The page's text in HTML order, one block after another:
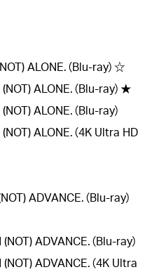
ALONE.（Blu-ray）☆
ALONE.（Blu-ray）★
ALONE.（Blu-ray）
ALONE.（4K Ultra HD
ADVANCE.（Blu-ray）
ADVANCE.（Blu-ray）
(NOT) ADVANCE.（4K Ultra